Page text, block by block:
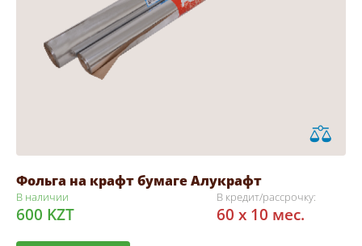
Фольга на крафт бумаге Алукрафт
В наличии
600 KZT
В кредит/рассрочку:
60 x 10 мес.